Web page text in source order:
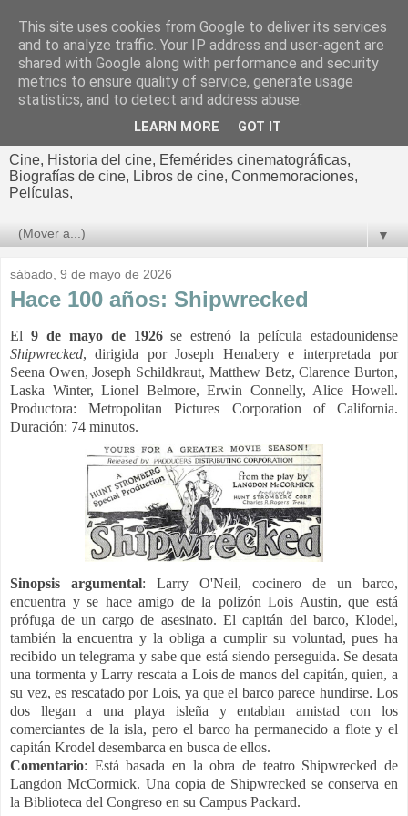
El cultural
cinematográfico de Jorge
Cine, Historia del cine, Efemérides cinematográficas,
Biografías de cine, Libros de cine, Conmemoraciones,
Películas,
▼
sábado, 9 de mayo de 2026
Hace 100 años: Shipwrecked
El 9 de mayo de 1926se estrenó la película estadounidense
Shipwrecked, dirigida por Joseph Henabery e interpretada por
Seena Owen, Joseph Schildkraut, Matthew Betz, Clarence Burton,
Laska Winter, Lionel Belmore, Erwin Connelly, Alice Howell.
Productora: Metropolitan Pictures Corporation of California.
Duración: 74 minutos.
Sinopsis argumental: Larry O'Neil, cocinero de un barco,
encuentra y se hace amigo de la polizón Lois Austin, que está
prófuga de un cargo de asesinato. El capitán del barco, Klodel,
también la encuentra y la obliga a cumplir su voluntad, pues ha
recibido un telegrama y sabe que está siendo perseguida. Se desata
una tormenta y Larry rescata a Lois de manos del capitán, quien, a
su vez, es rescatado por Lois, ya que el barco parece hundirse. Los
dos llegan a una playa isleña y entablan amistad con los
comerciantes de la isla, pero el barco ha permanecido a flote y el
capitán Krodel desembarca en busca de ellos.
Comentario: Está basada en la obra de teatro Shipwrecked de
Langdon McCormick. Una copia de Shipwrecked se conserva en
la Biblioteca del Congreso en su Campus Packard.
This site uses cookies from Google to deliver its services
and to analyze traffic. Your IP address and user-agent are
shared with Google along with performance and security
metrics to ensure quality of service, generate usage
statistics, and to detect and address abuse.
LEARN MORE GOT IT